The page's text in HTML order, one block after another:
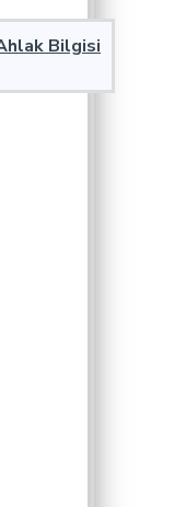
Bilgisi